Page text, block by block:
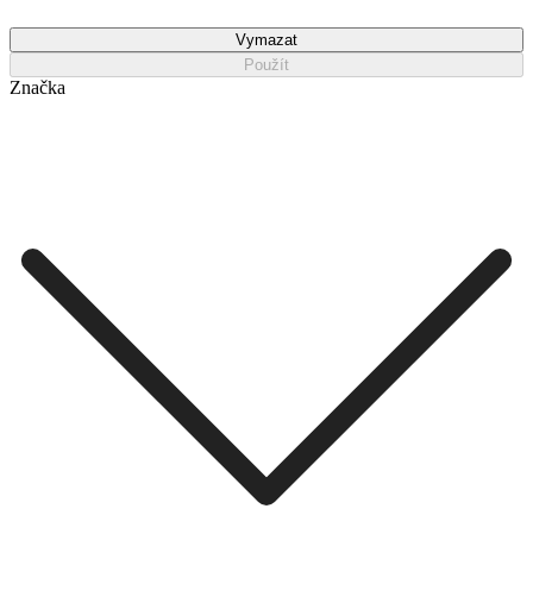
Vymazat
Použít
Značka